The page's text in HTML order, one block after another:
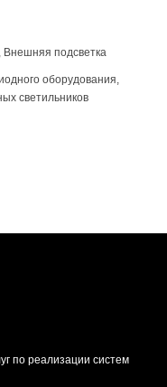
Внешняя подсветка
оборудования,
светильников
по реализации систем